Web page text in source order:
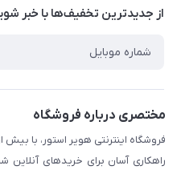
درباره ما
حریم خصوصی
راهنما
از جدید‌ترین تخفیف‌ها با‌ خبر
مختصری درباره فروشگاه
فروشگاه اینترنتی هویر استور، با بیش
راهکاری آسان برای خریدهای آنلاین